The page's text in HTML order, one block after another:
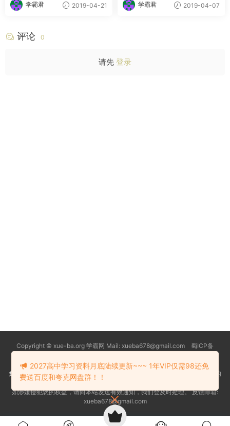
学霸君 2019-04-21 学霸君 2019-04-07
评论 0
请先 登录
Copyright © xue-ba.org 学霸网 Mail: xueba678@gmail.com 蜀ICP备
常见问题
更新日志 忘记密码本站推荐浏览器：Edge浏览器
免责声明：本站资源均搜索自互联网和网友分享,仅供大家学习交流,不对资料的
真实性和安全性负责！
如涉嫌侵犯您的权益，请向本站发送有效通知，我们会及时处理。 反馈邮箱:
xueba678@gmail.com
2027高中学习资料月底陆续更新~~~ 1年VIP仅需98还免
费送百度和夸克网盘群！！